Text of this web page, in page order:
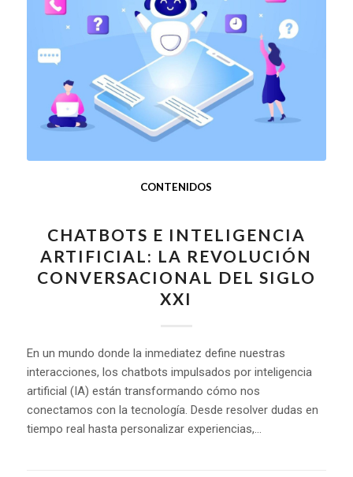
CONTENIDOS
CHATBOTS E INTELIGENCIA
ARTIFICIAL: LA REVOLUCIÓN
CONVERSACIONAL DEL SIGLO
XXI
En un mundo donde la inmediatez define nuestras
interacciones, los chatbots impulsados por inteligencia
artificial (IA) están transformando cómo nos
conectamos con la tecnología. Desde resolver dudas en
tiempo real hasta personalizar experiencias,…